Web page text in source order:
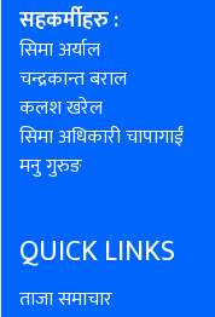
सहकर्मीहरु:
सिमा अर्याल
चन्द्रकान्त बराल
कलश खरेल
सिमा अधिकारी चापागाईं
मनु गुरुङ
QUICK LINKS
ताजा समाचार